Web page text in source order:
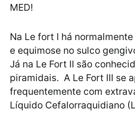
MED!
Na Le fort I há
e equimose no sulco
Já na Le Fort II são
piramidais. A Le Fort III se
frequentemente com
Líquido Cefalorraquidiano